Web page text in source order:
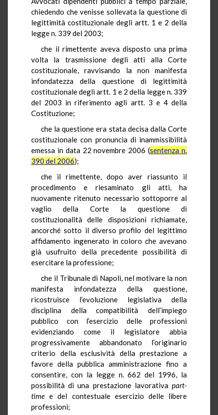
chiedendo che venisse sollevata la questione di
legittimità costituzionale degli artt. 1 e 2 della
legge n. 339 del 2003;
che il rimettente aveva disposto una prima
volta la trasmissione degli atti alla Corte
costituzionale, ravvisando la non manifesta
infondatezza della questione di legittimità
costituzionale degli artt. 1 e 2 della legge n. 339
del 2003 in riferimento agli artt. 3 e 4 della
Costituzione;
che la questione era stata decisa dalla Corte
costituzionale con pronuncia di inammissibilità
emessa in data 22 novembre 2006 (sentenza n.
390 del 2006);
che il rimettente, dopo aver riassunto il
procedimento e riesaminato gli atti, ha
nuovamente ritenuto necessario sottoporre al
vaglio della Corte la questione di
costituzionalità delle disposizioni richiamate,
ancorché sotto il diverso profilo del legittimo
affidamento ingenerato in coloro che avevano
già usufruito della precedente possibilità di
esercitare la professione;
che il Tribunale di Napoli, nel motivare la non
manifesta infondatezza della questione,
ricostruisce l’evoluzione legislativa della
disciplina della compatibilità dell’impiego
pubblico con l’esercizio delle professioni
evidenziando come il legislatore abbia
progressivamente abbandonato l’originario
criterio della esclusività della prestazione a
favore della pubblica amministrazione fino a
consentire, con la legge n. 662 del 1996, la
possibilità di una prestazione lavorativa part-
time e del contestuale esercizio delle libere
professioni;